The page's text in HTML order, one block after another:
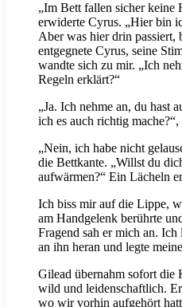
„Im Bett fallen sicher keine
erwiderte Cyrus. „Hier bin
Aber was hier drin passiert,
entgegnete Cyrus, seine
wandte sich zu mir. „Ich
Regeln erklärt?“
„Ja. Ich nehme an, du hast
ich es auch richtig
„Nein, ich habe nicht
die Bettkante. „Willst du
aufwärmen?“ Ein Lächeln
Ich biss mir auf die Lippe,
am Handgelenk berührte
Fragend sah er mich an. Ich
an ihn heran und legte
Gilead übernahm sofort die
wild und leidenschaftlich.
wo wir vorhin aufgehört